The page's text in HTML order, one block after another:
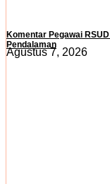
Komentar Pegawai
Pendalaman
Agustus 7, 2026